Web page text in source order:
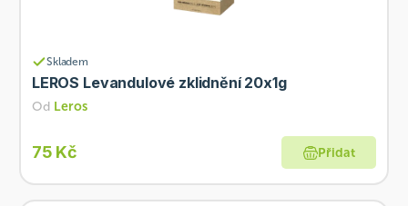
Skladem
LEROS Levandulové zklidnění 20x1g
Od Leros
75 Kč Přidat